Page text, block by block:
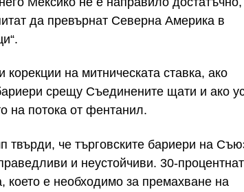
да превърнат Северна Америка в
на митническата ставка, ако
срещу Съединените щати и ако
на потока от фентанил.
твърди, че търговските бариери на
и неустойчиви. 30-
което е необходимо за премахване на